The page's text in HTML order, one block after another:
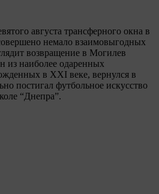
августа трансферного окна в
немало взаимовыгодных
возвращение в Могилев
из наиболее одаренных
в XXI веке, вернулся в
постигал футбольное искусство
“Днепра”.